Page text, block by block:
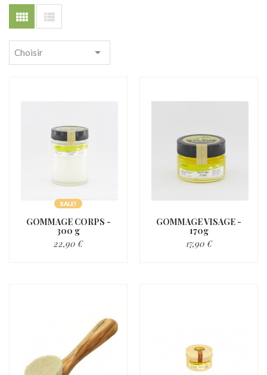
 
Choisir 
SALE!
GOMMAGE CORPS -
300 g
22,90 €
GOMMAGE VISAGE -
170g
17,90 €